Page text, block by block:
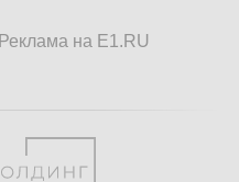
Реклама на E1.RU